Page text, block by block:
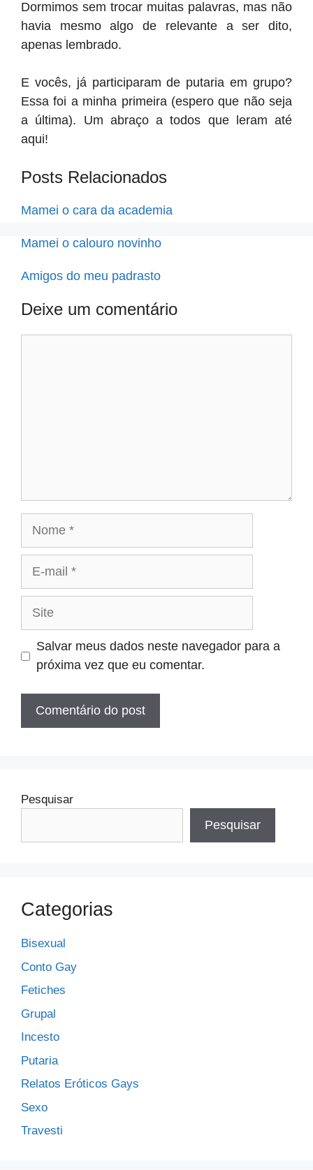
Dormimos sem trocar muitas palavras, mas não
havia mesmo algo de relevante a ser dito,
apenas lembrado.
E vocês, já participaram de putaria em grupo?
Essa foi a minha primeira (espero que não seja
a última). Um abraço a todos que leram até
aqui!
Posts Relacionados
Mamei o cara da academia
Mamei o calouro novinho
Amigos do meu padrasto
Deixe um comentário
Site
Salvar meus dados neste navegador para a
próxima vez que eu comentar.
Pesquisar
Pesquisar
Categorias
Bisexual
Conto Gay
Fetiches
Grupal
Incesto
Putaria
Relatos Eróticos Gays
Sexo
Travesti